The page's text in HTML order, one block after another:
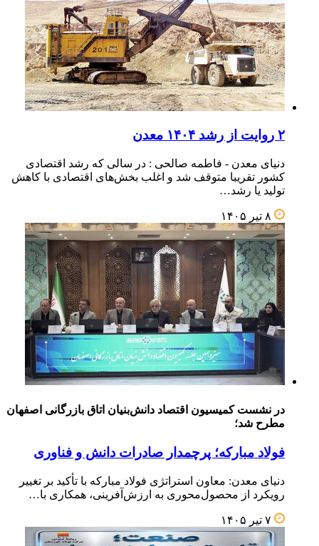
۲ روایت از رشد ۱۴۰۴ معدن
دنیای معدن - فاطمه صالحی : در سالی که رشد اقتصادی
کشور تقریبا متوقف شد و اغلب بخش‌های اقتصادی با کاهش
تولید یا رشد…
۸ تیر ۱۴۰۵
در نشست کمیسیون اقتصاد دانش‌بنیان اتاق بازرگانی اصفهان
مطرح شد؛
فولاد مبارکه؛ پرچمدار صادرات دانش و فناوری
دنیای معدن: معاون استراتژی فولاد مبارکه با تأکید بر تغییر
رویکرد از محصول‌محوری به ارزش‌آفرینی، همکاری با…
۷ تیر ۱۴۰۵